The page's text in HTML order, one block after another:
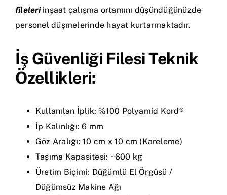
fileleri inşaat çalışma ortamını düşündüğünüzde
personel düşmelerinde hayat kurtarmaktadır.
İş Güvenliği Filesi Teknik
Özellikleri:
Kullanılan İplik: %100 Polyamid Kord®
İp Kalınlığı: 6 mm
Göz Aralığı: 10 cm x 10 cm (Kareleme)
Taşıma Kapasitesi: ~600 kg
Üretim Biçimi: Düğümlü El Örgüsü /
Düğümsüz Makine Ağı